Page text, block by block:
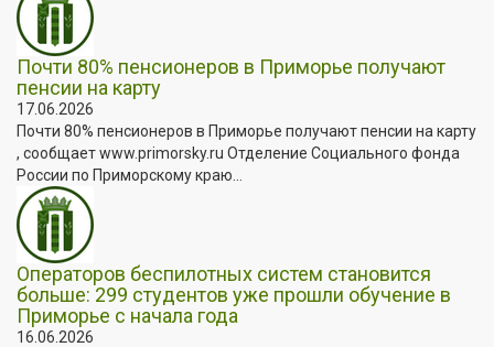
Почти 80% пенсионеров в Приморье получают
пенсии на карту
17.06.2026
Почти 80% пенсионеров в Приморье получают пенсии на карту
, сообщает www.primorsky.ru Отделение Социального фонда
России по Приморскому краю...
Операторов беспилотных систем становится
больше: 299 студентов уже прошли обучение в
Приморье с начала года
16.06.2026